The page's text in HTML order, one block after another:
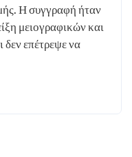
Η συγγραφή ήταν
μειογραφικών και
δεν επέτρεψε να